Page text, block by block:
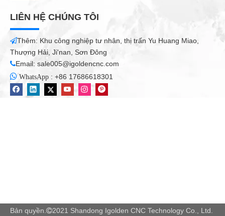
LIÊN HỆ CHÚNG TÔI
Thêm: Khu công nghiệp tư nhân, thị trấn Yu Huang Miao,
Thượng Hải, Ji'nan, Sơn Đông
Email: sale005@igoldencnc.com
 WhatsApp : +86 17686618301
Bản quyền. 2021 Shandong Igolden CNC Technology Co., Ltd.